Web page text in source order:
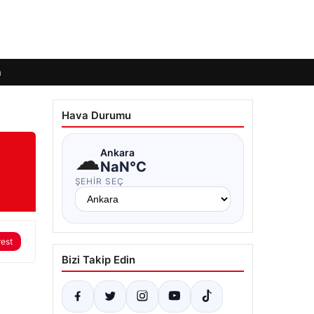
Hava Durumu
☁Ankara
NaN°C
ŞEHIR SEÇ
Bizi Takip Edin